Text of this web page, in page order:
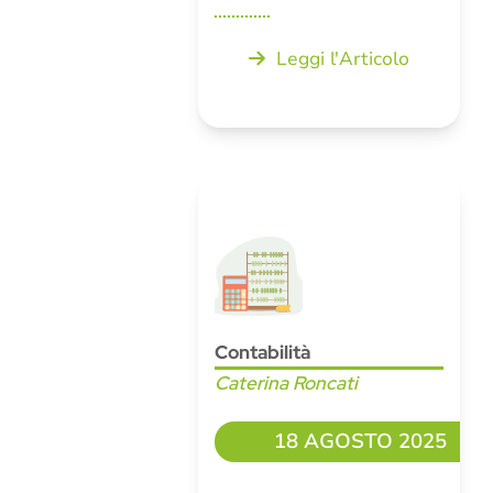
Leggi l'Articolo
Contabilità
Caterina Roncati
18 AGOSTO 2025